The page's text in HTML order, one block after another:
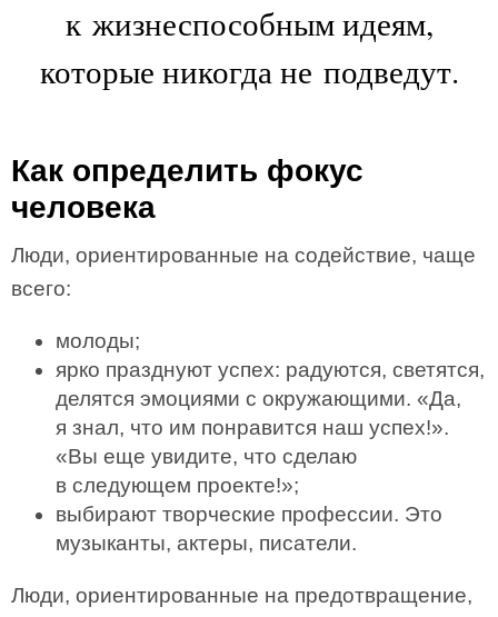
к жизнеспособным идеям,
которые никогда не подведут.
Как определить фокус
человека
Люди, ориентированные на содействие, чаще
всего:
молоды;
ярко празднуют успех: радуются, светятся,
делятся эмоциями с окружающими. «Да,
я знал, что им понравится наш успех!».
«Вы еще увидите, что сделаю
в следующем проекте!»;
выбирают творческие профессии. Это
музыканты, актеры, писатели.
Люди, ориентированные на предотвращение,